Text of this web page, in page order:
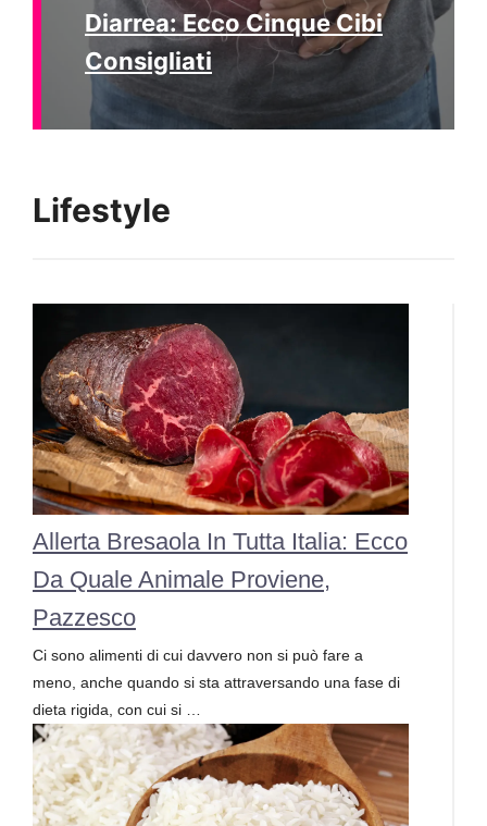
Diarrea: Ecco Cinque Cibi
Consigliati
Lifestyle
Allerta Bresaola In Tutta Italia: Ecco
Da Quale Animale Proviene,
Pazzesco
Ci sono alimenti di cui davvero non si può fare a
meno, anche quando si sta attraversando una fase di
dieta rigida, con cui si …